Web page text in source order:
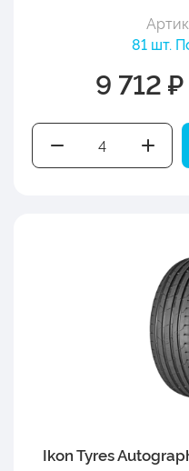
81 шт.
9 712 ₽
Ikon Tyres